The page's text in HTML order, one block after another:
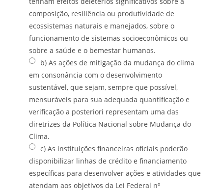
composição, resiliência ou produtividade de
ecossistemas naturais e manejados, sobre o
funcionamento de sistemas socioeconômicos ou
sobre a saúde e o bemestar humanos.
b) As ações de mitigação da mudança do clima
em consonância com o desenvolvimento
sustentável, que sejam, sempre que possível,
mensuráveis para sua adequada quantificação e
verificação a posteriori representam uma das
diretrizes da Política Nacional sobre Mudança do
Clima.
c) As instituições financeiras oficiais poderão
disponibilizar linhas de crédito e financiamento
específicas para desenvolver ações e atividades que
atendam aos objetivos da Lei Federal nº